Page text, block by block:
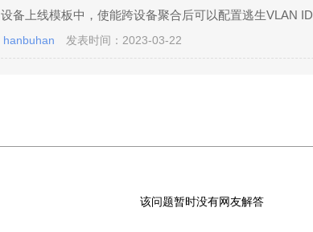
设备上线模板中，使能跨设备聚合后可以配置逃生VLAN ID
hanbuhan 发表时间：2023-03-22
该问题暂时没有网友解答